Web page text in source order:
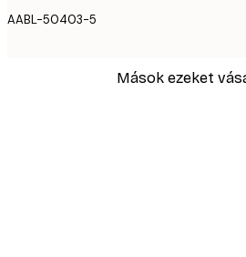
AABL-50403-5
Mások ezeket